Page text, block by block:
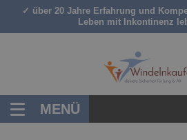
springen
✓ über 20 Jahre Erfahrung und
Leben mit Inkontinenz
MENÜ